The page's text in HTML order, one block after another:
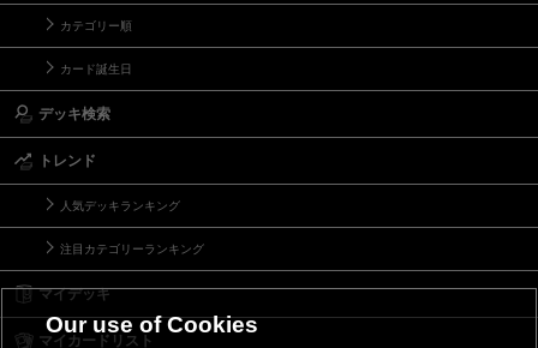
カテゴリー順
カード誕生日
デッキ検索
トレンド
人気デッキランキング
注目カテゴリーランキング
マイデッキ
マイカードリスト
Our use of Cookies